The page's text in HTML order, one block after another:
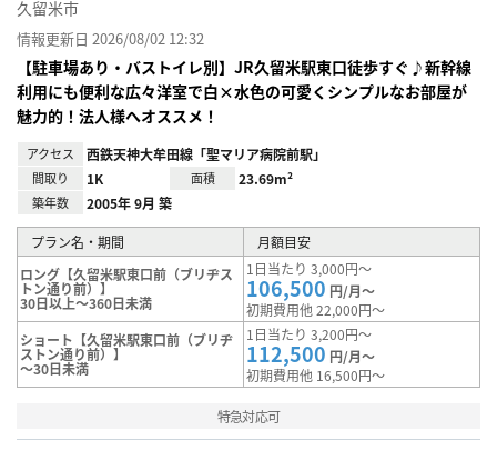
久留米市
情報更新日 2026/08/02 12:32
【駐車場あり・バストイレ別】JR久留米駅東口徒歩すぐ♪新幹線
利用にも便利な広々洋室で白×水色の可愛くシンプルなお部屋が
魅力的！法人様へオススメ！
アクセス 西鉄天神大牟田線「聖マリア病院前駅」
間取り 1K 面積 23.69m²
築年数 2005年 9月 築
プラン名・期間
月額目安
ロング【久留米駅東口前（ブリヂス
トン通り前）】
30日以上～360日未満
1日当たり 3,000円～
106,500 円/月～
初期費用他 22,000円～
ショート【久留米駅東口前（ブリヂ
ストン通り前）】
～30日未満
1日当たり 3,200円～
112,500 円/月～
初期費用他 16,500円～
特急対応可